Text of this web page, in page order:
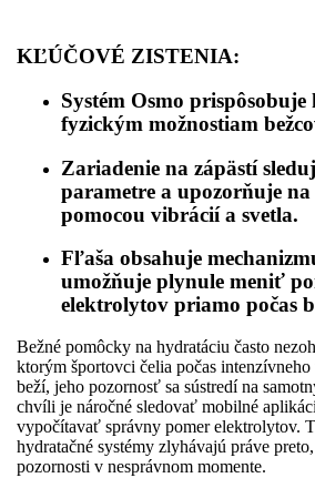
KĽÚČOVÉ ZISTENIA:
Systém Osmo
fyzickým možnostiam
Zariadenie na zápästí
parametre a upozorňuje
pomocou vibrácií a svetla.
Fľaša obsahuje
umožňuje plynule meniť
elektrolytov priamo počas
Bežné pomôcky na hydratáciu často
ktorým športovci čelia počas
beží, jeho pozornosť sa sústredí na
chvíli je náročné sledovať mobilné
vypočítavať správny pomer elektrolytov.
hydratačné systémy zlyhávajú práve
pozornosti v nesprávnom momente.